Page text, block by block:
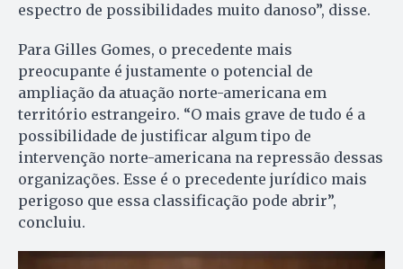
espectro de possibilidades muito danoso”, disse.
Para Gilles Gomes, o precedente mais
preocupante é justamente o potencial de
ampliação da atuação norte-americana em
território estrangeiro. “O mais grave de tudo é a
possibilidade de justificar algum tipo de
intervenção norte-americana na repressão dessas
organizações. Esse é o precedente jurídico mais
perigoso que essa classificação pode abrir”,
concluiu.